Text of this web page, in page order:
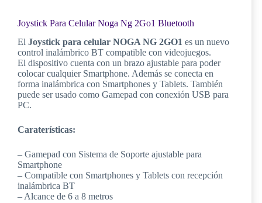
Joystick Para Celular Noga Ng 2Go1 Bluetooth
El Joystick para celular NOGA NG 2GO1 es un nuevo
control inalámbrico BT compatible con videojuegos.
El dispositivo cuenta con un brazo ajustable para poder
colocar cualquier Smartphone. Además se conecta en
forma inalámbrica con Smartphones y Tablets. También
puede ser usado como Gamepad con conexión USB para
PC.
Caraterísticas:
– Gamepad con Sistema de Soporte ajustable para
Smartphone
– Compatible con Smartphones y Tablets con recepción
inalámbrica BT
– Alcance de 6 a 8 metros